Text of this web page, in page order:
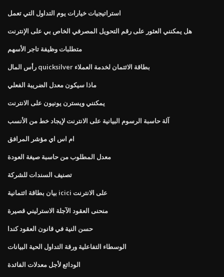
استراتيجيات خيارات يوم التداول التي تعمل
هل يمكنني العثور على رقم التحويل المصرفي الخاص بي على الإنترنت
متطلبات وظيفة تاجر الأسهم
رأس المال quicksilver بطاقة الائتمان لخدمة العملاء
ماذا سيكون معدل الضريبة الفعلي
يمكنني ويسترن يونيون على الانترنت
آلة حاسبة الرسوم البيانية على الانترنت لإيجاد خط من الأنسب
ام اس اي مؤشر المرافق
معدل المطلوب من حاسبة صيغة العودة
تصنيف السندات للشركة
بيان بطاقة ائتمانية icici على الانترنت
منحنى العقود الآجلة الاسترليني قصيرة
حسن النية في قانون العقود كندا
الوسطاء التفاعلية ورقة التداول الحية البيانات
الودائع لأجل معدلات الفائدة